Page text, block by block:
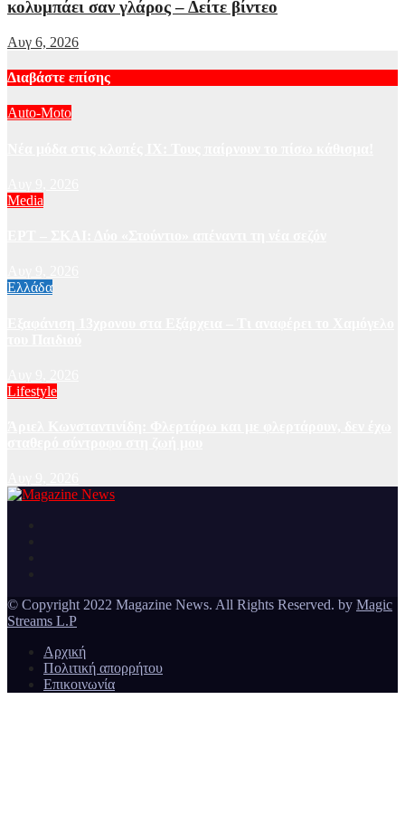
κολυμπάει σαν γλάρος – Δείτε βίντεο
Αυγ 6, 2026
Διαβάστε επίσης
Auto-Moto
Media
Ελλάδα
Lifestyle
© Copyright 2022 Magazine News. All Rights Reserved. by Magic
Streams L.P
Αρχική
Πολιτική απορρήτου
Επικοινωνία